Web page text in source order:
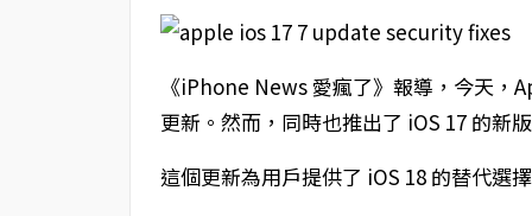
《iPhone News 愛瘋了》報導，今天，
更新。然而，同時也推出了 iOS 17 的新
這個更新為用戶提供了 iOS 18 的替代選